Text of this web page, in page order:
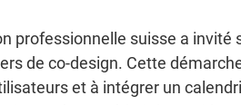
professionnelle suisse a
de co-design. Cette
et à intégrer un